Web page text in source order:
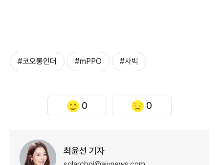
#코오롱인더 #mPPO #사빅
0 0
최윤선 기자